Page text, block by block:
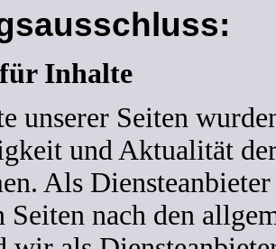
Inhalte
unserer Seiten
und Aktualität
Als
Seiten nach den